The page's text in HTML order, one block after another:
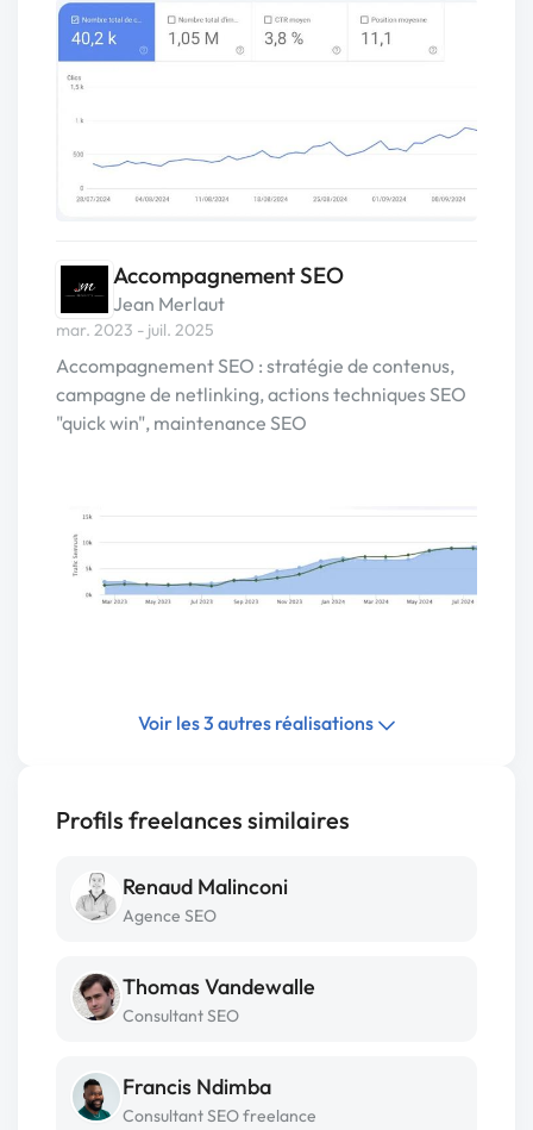
Accompagnement SEO
Jean Merlaut
mar. 2023 - juil. 2025
Accompagnement SEO : stratégie de contenus,
campagne de netlinking, actions techniques SEO
"quick win", maintenance SEO
Voir les 3 autres réalisations
Profils freelances similaires
Renaud Malinconi
Agence SEO
Thomas Vandewalle
Consultant SEO
Francis Ndimba
Consultant SEO freelance